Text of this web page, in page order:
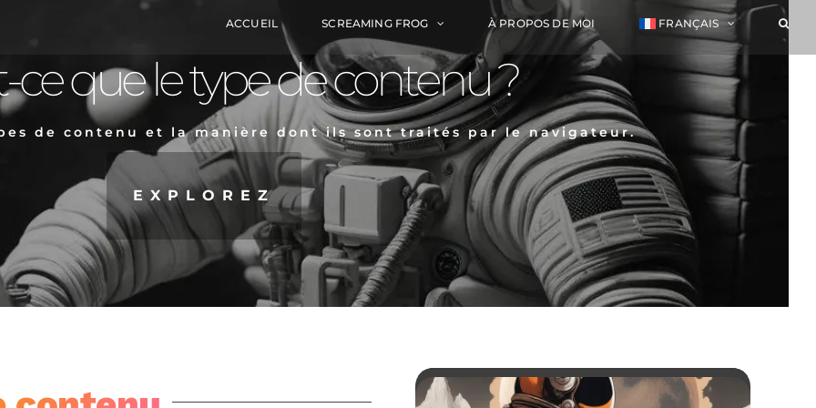
ACCUEIL SCREAMING FROG À PROPOS DE MOI FRANÇAIS
ce que le type de contenu ?
de contenu et la manière dont ils sont traités par le navigateur.
EXPLOREZ